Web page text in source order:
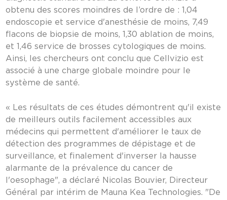
obtenu des scores moindres de l’ordre de : 1,04
endoscopie et service d'anesthésie de moins, 7,49
flacons de biopsie de moins, 1,30 ablation de moins,
et 1,46 service de brosses cytologiques de moins.
Ainsi, les chercheurs ont conclu que Cellvizio est
associé à une charge globale moindre pour le
système de santé.
« Les résultats de ces études démontrent qu'il existe
de meilleurs outils facilement accessibles aux
médecins qui permettent d'améliorer le taux de
détection des programmes de dépistage et de
surveillance, et finalement d'inverser la hausse
alarmante de la prévalence du cancer de
l'oesophage", a déclaré Nicolas Bouvier, Directeur
Général par intérim de Mauna Kea Technologies. "De